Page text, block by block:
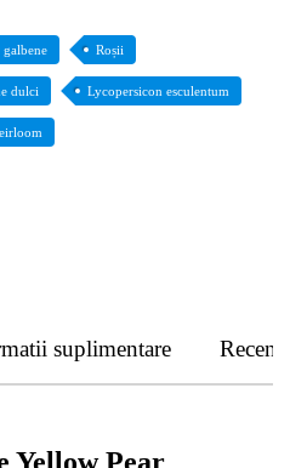
Roșii
dulci Lycopersicon esculentum
suplimentare Recenzii